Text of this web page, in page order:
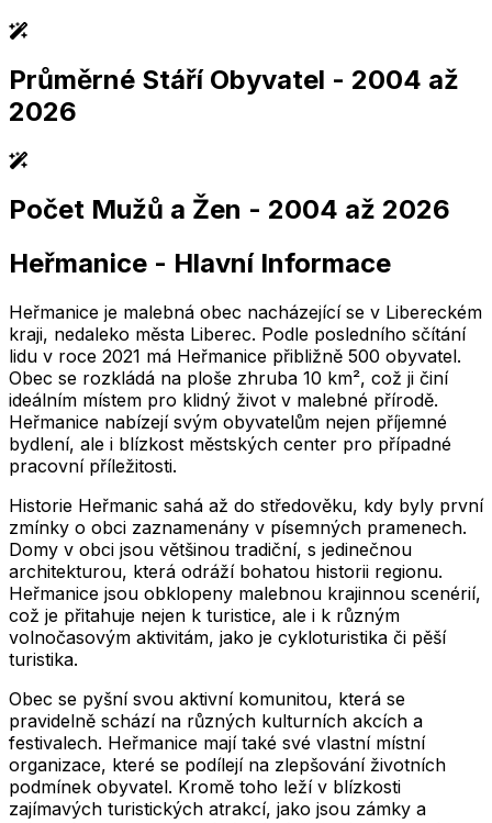
2,005 2,010 2,015 2,020 2,025
2,005 2,010 2,015 2,020 2,025
Průměrné Stáří Obyvatel - 2004 až
2026
2,005 2,010 2,015 2,020 2,025
2,005 2,010 2,015 2,020 2,025
Počet Mužů a Žen - 2004 až 2026
Heřmanice - Hlavní Informace
Heřmanice je malebná obec nacházející se v Libereckém
kraji, nedaleko města Liberec. Podle posledního sčítání
lidu v roce 2021 má Heřmanice přibližně 500 obyvatel.
Obec se rozkládá na ploše zhruba 10 km², což ji činí
ideálním místem pro klidný život v malebné přírodě.
Heřmanice nabízejí svým obyvatelům nejen příjemné
bydlení, ale i blízkost městských center pro případné
pracovní příležitosti.
Historie Heřmanic sahá až do středověku, kdy byly první
zmínky o obci zaznamenány v písemných pramenech.
Domy v obci jsou většinou tradiční, s jedinečnou
architekturou, která odráží bohatou historii regionu.
Heřmanice jsou obklopeny malebnou krajinnou scenérií,
což je přitahuje nejen k turistice, ale i k různým
volnočasovým aktivitám, jako je cykloturistika či pěší
turistika.
Obec se pyšní svou aktivní komunitou, která se
pravidelně schází na různých kulturních akcích a
festivalech. Heřmanice mají také své vlastní místní
organizace, které se podílejí na zlepšování životních
podmínek obyvatel. Kromě toho leží v blízkosti
zajímavých turistických atrakcí, jako jsou zámky a